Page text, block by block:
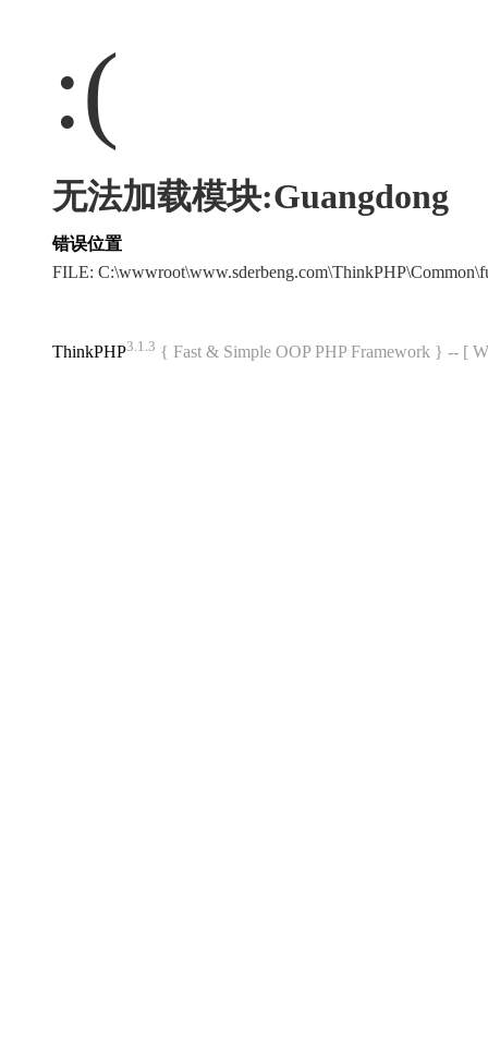
:(
无法加载模块:Guangdong
错误位置
FILE:
ThinkPHP3.1.3 { Fast & Simple OOP PHP Framework } -- [